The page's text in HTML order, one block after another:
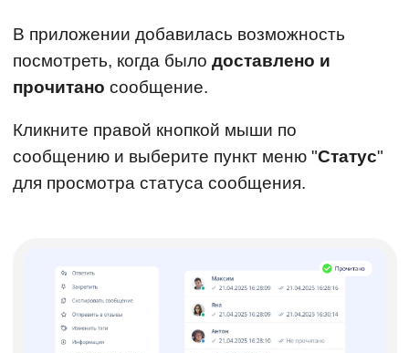
В приложении добавилась возможность
посмотреть, когда было доставлено и
прочитано сообщение.
Кликните правой кнопкой мыши по
сообщению и выберите пункт меню "Статус"
для просмотра статуса сообщения.